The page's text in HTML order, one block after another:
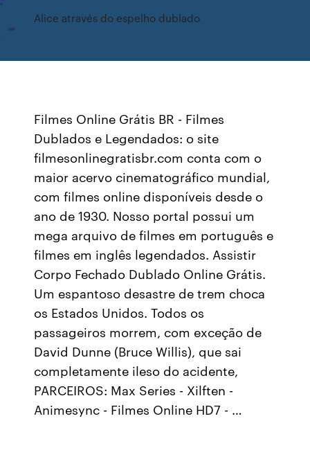
Alice através do espelho dublado
Filmes Online Grátis BR - Filmes
Dublados e Legendados: o site
filmesonlinegratisbr.com conta com o
maior acervo cinematográfico mundial,
com filmes online disponíveis desde o
ano de 1930. Nosso portal possui um
mega arquivo de filmes em português e
filmes em inglês legendados. Assistir
Corpo Fechado Dublado Online Grátis.
Um espantoso desastre de trem choca
os Estados Unidos. Todos os
passageiros morrem, com exceção de
David Dunne (Bruce Willis), que sai
completamente ileso do acidente,
PARCEIROS: Max Series - Xilften -
Animesync - Filmes Online HD7 - …